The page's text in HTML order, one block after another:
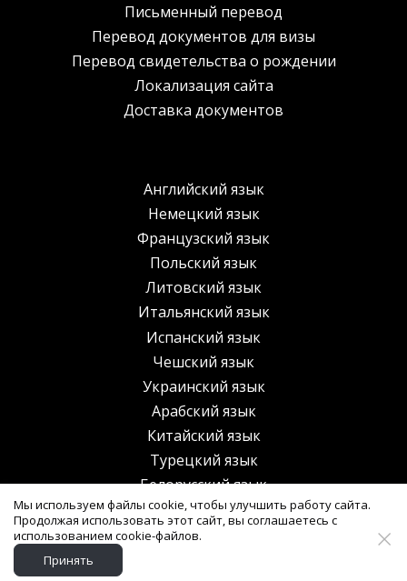
Письменный перевод
Перевод документов для визы
Перевод свидетельства о рождении
Локализация сайта
Доставка документов
Английский язык
Немецкий язык
Французский язык
Польский язык
Литовский язык
Итальянский язык
Испанский язык
Чешский язык
Украинский язык
Арабский язык
Китайский язык
Турецкий язык
Белорусский язык
Казахский язык
Мы используем файлы cookie, чтобы улучшить работу сайта.
Продолжая использовать этот сайт, вы соглашаетесь с
использованием cookie-файлов.
Принять